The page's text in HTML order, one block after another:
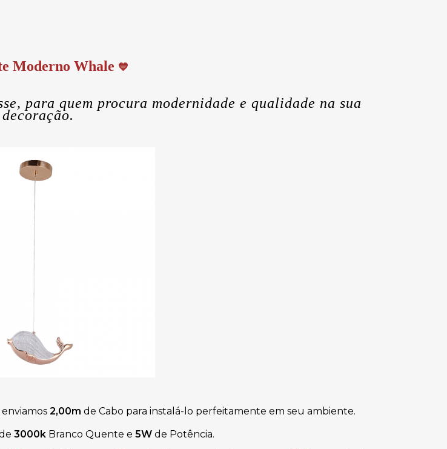
Moderno Whale 💙
para quem procura modernidade e qualidade na sua
decoração.
2,00m de Cabo para instalá-lo perfeitamente em seu ambiente.
3000k Branco Quente e 5W de Potência.